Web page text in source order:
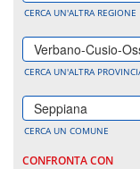
CERCA UN'ALTRA REGIONE
Verbano-Cusio-
CERCA UN'ALTRA
Seppiana
CERCA UN COMUNE
CONFRONTA CON